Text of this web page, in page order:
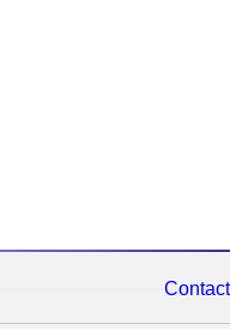
Contact